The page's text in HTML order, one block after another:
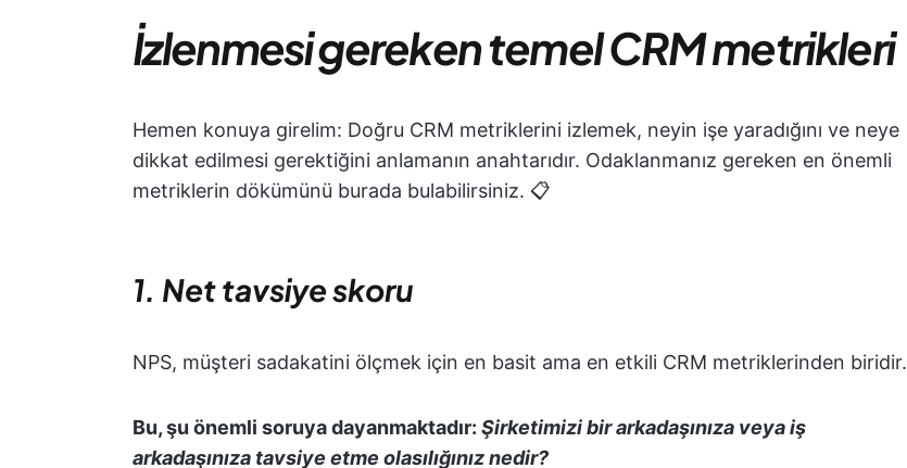
İzlenmesi gereken temel CRM metrikleri
Hemen konuya girelim: Doğru CRM metriklerini izlemek, neyin işe yaradığını ve neye
dikkat edilmesi gerektiğini anlamanın anahtarıdır. Odaklanmanız gereken en önemli
metriklerin dökümünü burada bulabilirsiniz. 📋
1. Net tavsiye skoru
NPS, müşteri sadakatini ölçmek için en basit ama en etkili CRM metriklerinden biridir.
Bu, şu önemli soruya dayanmaktadır: Şirketimizi bir arkadaşınıza veya iş
arkadaşınıza tavsiye etme olasılığınız nedir?